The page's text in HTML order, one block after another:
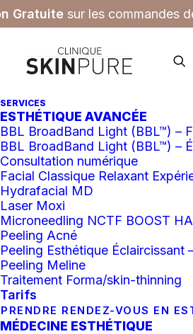
Gratuite sur les commandes
SERVICES
ESTHÉTIQUE AVANCÉE
BBL BroadBand Light (BBL™) –
BBL BroadBand Light (BBL™) –
Consultation numérique
Facial Classique Relaxant
Hydrafacial MD
Laser Moxi
Microneedling NCTF BOOST HA
Peeling Acné
Peeling Esthétique Éclaircissant
Peeling Meline
Traitement Forma/skin-thinning
Tarifs
PRENDRE RENDEZ-VOUS EN
MÉDECINE ESTHÉTIQUE
Epicutis®